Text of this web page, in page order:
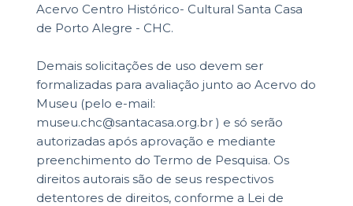
Acervo Centro Histórico- Cultural Santa Casa
de Porto Alegre - CHC.
Demais solicitações de uso devem ser
formalizadas para avaliação junto ao Acervo do
Museu (pelo e-mail:
museu.chc@santacasa.org.br ) e só serão
autorizadas após aprovação e mediante
preenchimento do Termo de Pesquisa. Os
direitos autorais são de seus respectivos
detentores de direitos, conforme a Lei de